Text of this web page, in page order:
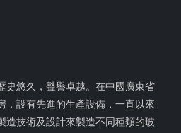
史悠久，聲譽卓越。在中國廣東省
，設有先進的生產設備，一直以來
造技術及設計來製造不同種類的玻